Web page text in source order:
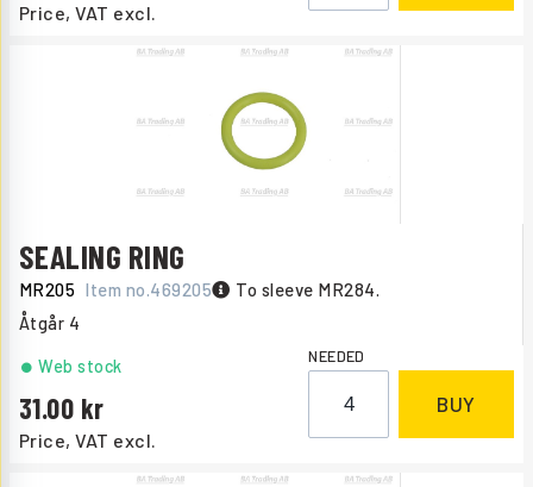
Price, VAT excl.
SEALING RING
MR205 Item no.469205 To sleeve MR284.
Åtgår 4
Price, VAT excl.
31.00
Web stock NEEDED
BUY